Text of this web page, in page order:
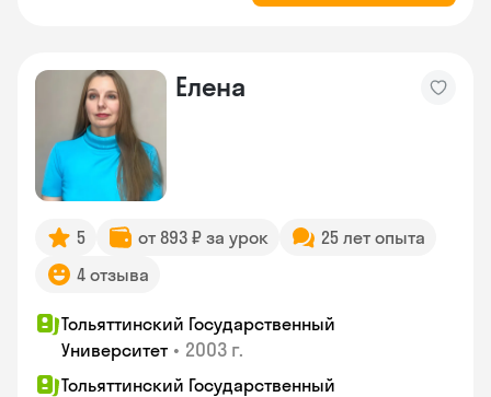
Елена
5 от 893 ₽ за урок
25 лет опыта
4 отзыва
Тольяттинский Государственный
Университет • 2003 г.
Тольяттинский Государственный